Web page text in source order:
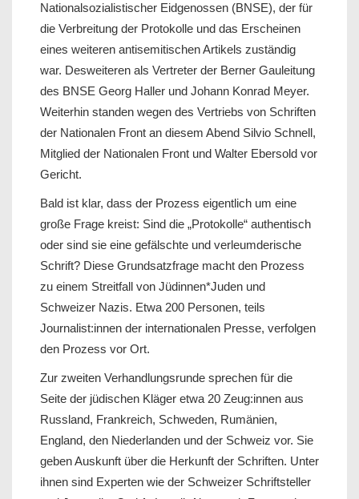
Nationalsozialistischer Eidgenossen (BNSE), der für
die Verbreitung der Protokolle und das Erscheinen
eines weiteren antisemitischen Artikels zuständig
war. Desweiteren als Vertreter der Berner Gauleitung
des BNSE Georg Haller und Johann Konrad Meyer.
Weiterhin standen wegen des Vertriebs von Schriften
der Nationalen Front an diesem Abend Silvio Schnell,
Mitglied der Nationalen Front und Walter Ebersold vor
Gericht.
Bald ist klar, dass der Prozess eigentlich um eine
große Frage kreist: Sind die „Protokolle“ authentisch
oder sind sie eine gefälschte und verleumderische
Schrift? Diese Grundsatzfrage macht den Prozess
zu einem Streitfall von Jüdinnen*Juden und
Schweizer Nazis. Etwa 200 Personen, teils
Journalist:innen der internationalen Presse, verfolgen
den Prozess vor Ort.
Zur zweiten Verhandlungsrunde sprechen für die
Seite der jüdischen Kläger etwa 20 Zeug:innen aus
Russland, Frankreich, Schweden, Rumänien,
England, den Niederlanden und der Schweiz vor. Sie
geben Auskunft über die Herkunft der Schriften. Unter
ihnen sind Experten wie der Schweizer Schriftsteller